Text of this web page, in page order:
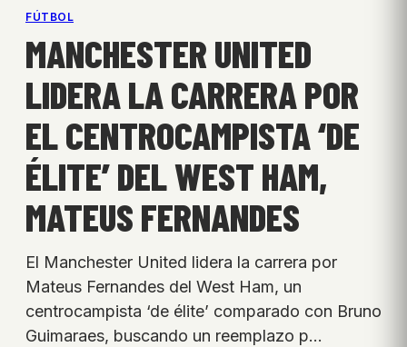
FÚTBOL
MANCHESTER UNITED
LIDERA LA CARRERA POR
EL CENTROCAMPISTA ‘DE
ÉLITE’ DEL WEST HAM,
MATEUS FERNANDES
El Manchester United lidera la carrera por
Mateus Fernandes del West Ham, un
centrocampista ‘de élite’ comparado con Bruno
Guimaraes, buscando un reemplazo p…